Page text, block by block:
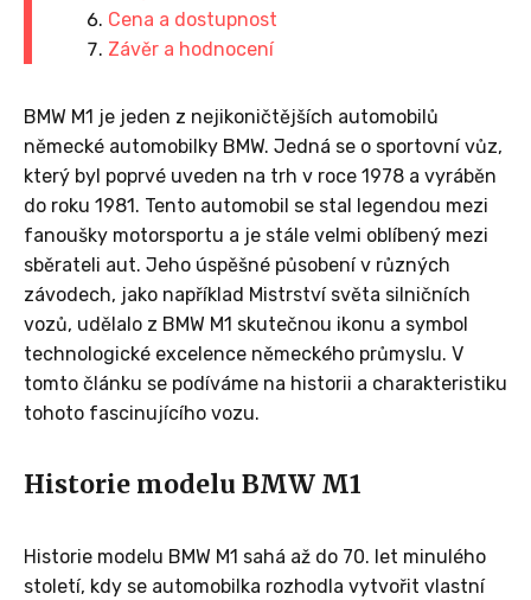
Cena a dostupnost
Závěr a hodnocení
BMW M1 je jeden z nejikoničtějších automobilů
německé automobilky BMW. Jedná se o sportovní vůz,
který byl poprvé uveden na trh v roce 1978 a vyráběn
do roku 1981. Tento automobil se stal legendou mezi
fanoušky motorsportu a je stále velmi oblíbený mezi
sběrateli aut. Jeho úspěšné působení v různých
závodech, jako například Mistrství světa silničních
vozů, udělalo z BMW M1 skutečnou ikonu a symbol
technologické excelence německého průmyslu. V
tomto článku se podíváme na historii a charakteristiku
tohoto fascinujícího vozu.
Historie modelu BMW M1
Historie modelu BMW M1 sahá až do 70. let minulého
století, kdy se automobilka rozhodla vytvořit vlastní